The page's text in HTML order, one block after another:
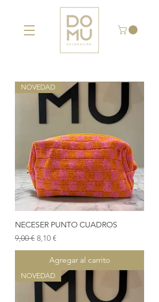
NOVEDAD
NECESER PUNTO CUADROS
Precio
9,00 € Precio de oferta
8,10 €
Agregar al carrito
NOVEDAD